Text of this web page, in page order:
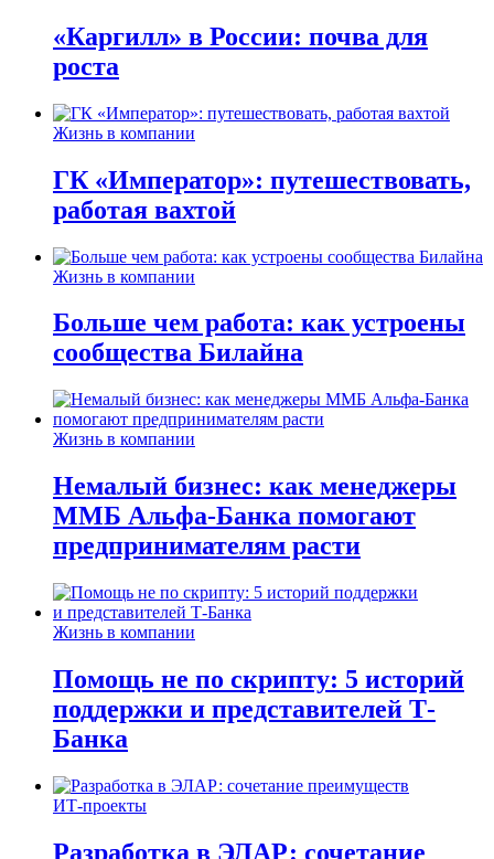
«Каргилл» в России: почва для
роста
Жизнь в компании
ГК «Император»: путешествовать,
работая вахтой
Жизнь в компании
Больше чем работа: как устроены
сообщества Билайна
Жизнь в компании
Немалый бизнес: как менеджеры
ММБ Альфа-Банка помогают
предпринимателям расти
Жизнь в компании
Помощь не по скрипту: 5 историй
поддержки и представителей Т-
Банка
ИТ-проекты
Разработка в ЭЛАР: сочетание